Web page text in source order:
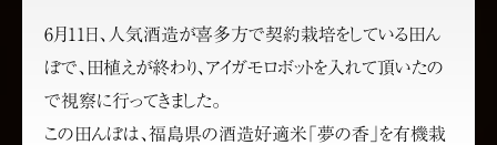
6月11日、人気酒造が喜多方で契約栽培をしている田ん
ぼで、田植えが終わり、アイガモロボットを入れて頂いたの
で視察に行ってきました。
この田んぼは、福島県の酒造好適米「夢の香」を有機栽